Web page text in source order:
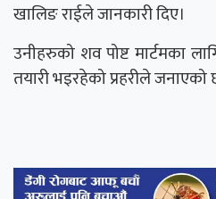
खालिङ राईले जानकारी दिए।
उनीहरुको शव पोष्ट मार्टमका
तयारी भइरहेको प्रहरीले जनाएको